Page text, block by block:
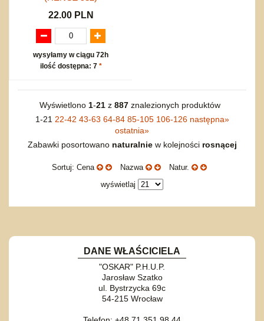
22.00 PLN
wysyłamy w ciągu 72h
ilość dostępna: 7 *
Wyświetlono 1-21z 887znalezionych produktów
1-21 22-42 43-63 64-84 85-105 106-126 następna»
ostatnia»
Zabawki posortowano naturalniew kolejności rosnącej
Sortuj: Cena Nazwa
Natur.
wyświetlaj
DANE WŁAŚCICIELA
"OSKAR" P.H.U.P.
Jarosław Szatko
ul. Bystrzycka 69c
54-215 Wrocław